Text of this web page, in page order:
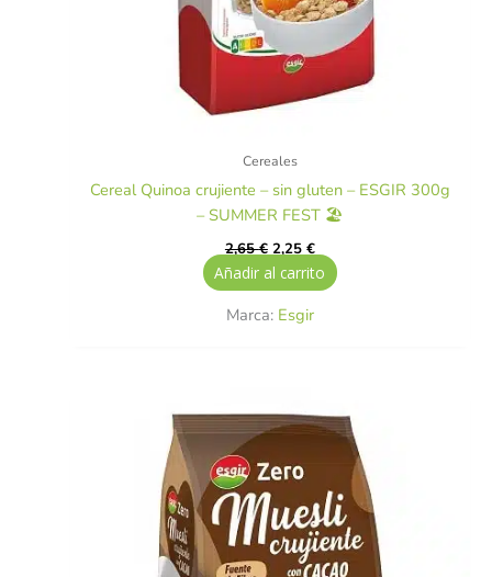
Cereales
Cereal Quinoa crujiente – sin gluten – ESGIR 300g
– SUMMER FEST 🏖️
2,65€ 2,25 €
Añadir al carrito
Marca: Esgir